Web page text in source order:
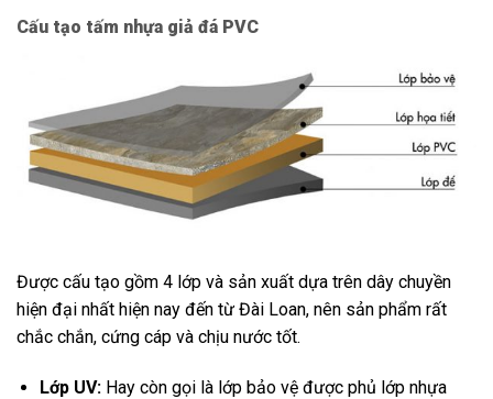
Cấu tạo tấm nhựa giả đá PVC
Được cấu tạo gồm 4 lớp và sản xuất dựa trên dây chuyền
hiện đại nhất hiện nay đến từ Đài Loan, nên sản phẩm rất
chắc chắn, cứng cáp và chịu nước tốt.
Lớp UV:Hay còn gọi là lớp bảo vệ được phủ lớp nhựa